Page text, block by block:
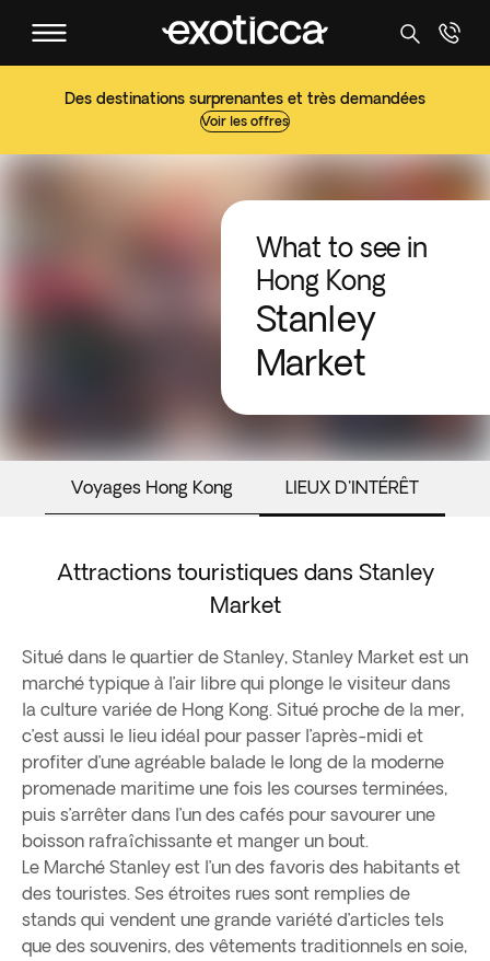
Des destinations surprenantes et très demandées
Voir les offres
What to see in
Hong Kong
Stanley
Market
Voyages Hong Kong LIEUX D'INTÉRÊT
Attractions touristiques dans Stanley
Market
Situé dans le quartier de Stanley, Stanley Market est un
marché typique à l’air libre qui plonge le visiteur dans
la culture variée de Hong Kong. Situé proche de la mer,
c’est aussi le lieu idéal pour passer l’après-midi et
profiter d’une agréable balade le long de la moderne
promenade maritime une fois les courses terminées,
puis s’arrêter dans l’un des cafés pour savourer une
boisson rafraîchissante et manger un bout.
Le Marché Stanley est l’un des favoris des habitants et
des touristes. Ses étroites rues sont remplies de
stands qui vendent une grande variété d’articles tels
que des souvenirs, des vêtements traditionnels en soie,